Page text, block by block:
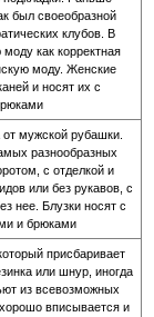
был своеобразной
клубов. В
как корректная
моду. Женские
и носят их с
мужской рубашки.
разнообразных
с отделкой и
или без рукавов, с
нее. Блузки носят с
и брюками
присбаривает
или шнур, иногда
из всевозможных
вписывается и